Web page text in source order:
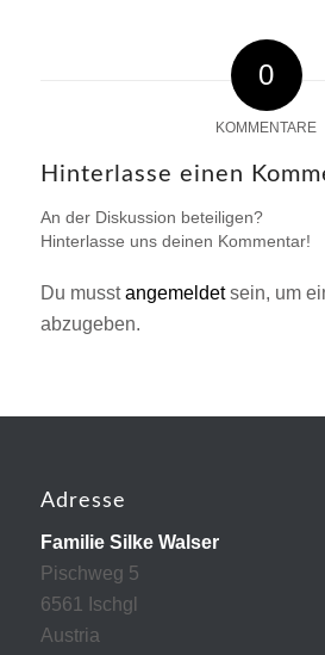
0
KOMMENTARE
Hinterlasse einen
An der Diskussion beteiligen?
Hinterlasse uns deinen Kommentar!
Du musstangemeldetsein, um
abzugeben.
Adresse
Familie Silke Walser
Pischweg 5
6561 Ischgl
Austria